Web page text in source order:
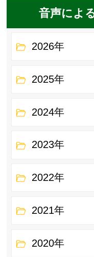
音声によ
2026年
2025年
2024年
2023年
2022年
2021年
2020年